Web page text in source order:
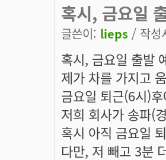
혹시, 금요일
글쓴이: lieps / 작성
혹시, 금요일 출발
제가 차를 가지고
금요일 퇴근(6시)
저희 회사가 송파(
혹시 아직 금요일
다만, 저 빼고 3분